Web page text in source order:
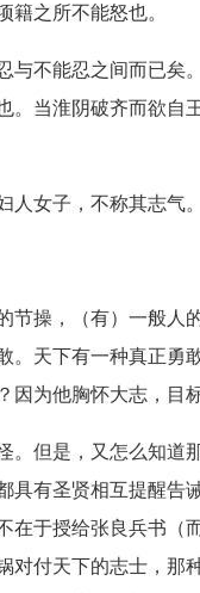
籍之所不能怒也。
不能忍之间而已矣
。当淮阴破齐而欲自
女子，不称其志气。
操，（有）一般人
。天下有一种真正勇
为他胸怀大志，目
但是，又怎么知道
具有圣贤相互提醒告
在于授给张良兵书（
付天下的志士，那